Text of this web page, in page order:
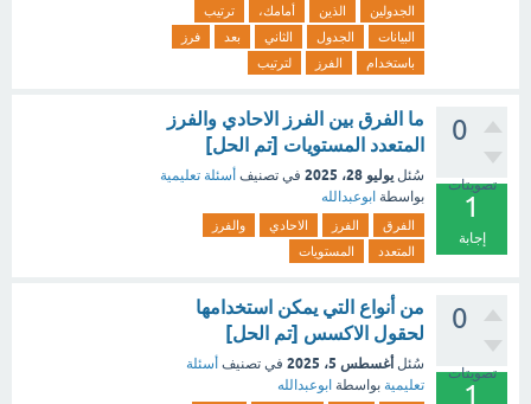
الجدولين الذين أمامك،
ترتيب
البيانات
الجدول الثاني بعد
فرز
باستخدام
الفرز لترتيب
0
تصويتات
1
إجابة
ما الفرق بين الفرز الاحادي والفرز
المتعدد المستويات [تم الحل]
سُئل يوليو 28، 2025 في تصنيف أسئلة تعليمية
بواسطة ابوعبدالله
الفرق الفرز الاحادي
والفرز
المتعدد
المستويات
0
تصويتات
1
من أنواع التي يمكن استخدامها
لحقول الاكسس [تم الحل]
سُئل أغسطس 5، 2025 في تصنيف أسئلة
تعليمية بواسطة ابوعبدالله